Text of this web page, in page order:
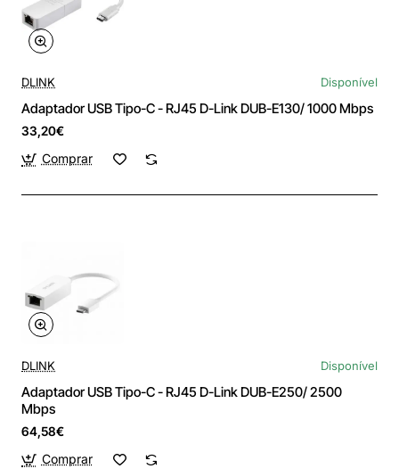
DLINK Disponível
Adaptador USB Tipo-C - RJ45 D-Link DUB-E130/ 1000 Mbps
33,20€
Comprar
DLINK Disponível
Adaptador USB Tipo-C - RJ45 D-Link DUB-E250/ 2500
Mbps
64,58€
Comprar